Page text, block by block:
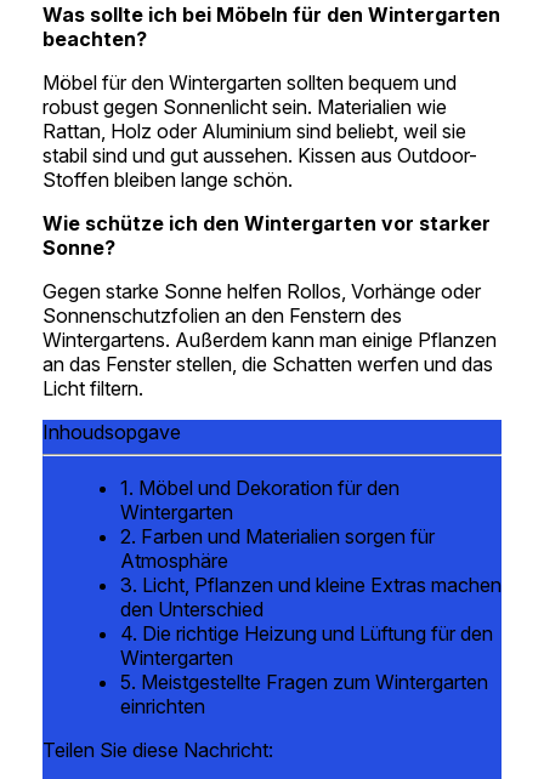
Was sollte ich bei Möbeln für den Wintergarten
beachten?
Möbel für den Wintergarten sollten bequem und
robust gegen Sonnenlicht sein. Materialien wie
Rattan, Holz oder Aluminium sind beliebt, weil sie
stabil sind und gut aussehen. Kissen aus Outdoor-
Stoffen bleiben lange schön.
Wie schütze ich den Wintergarten vor starker
Sonne?
Gegen starke Sonne helfen Rollos, Vorhänge oder
Sonnenschutzfolien an den Fenstern des
Wintergartens. Außerdem kann man einige Pflanzen
an das Fenster stellen, die Schatten werfen und das
Licht filtern.
Inhoudsopgave
1. Möbel und Dekoration für den
Wintergarten
2. Farben und Materialien sorgen für
Atmosphäre
3. Licht, Pflanzen und kleine Extras machen
den Unterschied
4. Die richtige Heizung und Lüftung für den
Wintergarten
5. Meistgestellte Fragen zum Wintergarten
einrichten
Teilen Sie diese Nachricht: